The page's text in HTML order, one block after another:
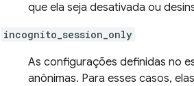
que ela seja desativada ou
incognito_session_only
As configurações definidas no
anônimas. Para esses casos,